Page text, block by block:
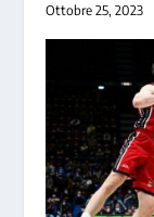
Ottobre 25, 2023